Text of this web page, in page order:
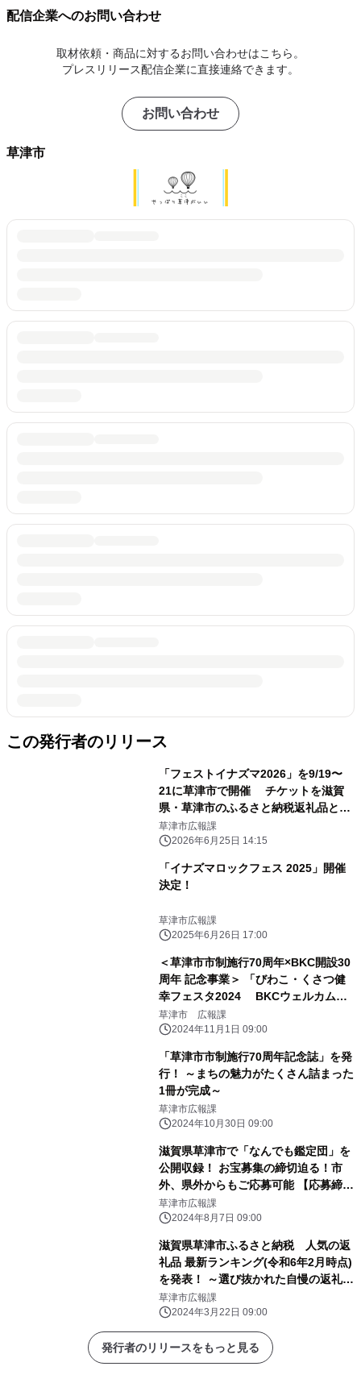
配信企業へのお問い合わせ
取材依頼・商品に対するお問い合わせはこちら。
プレスリリース配信企業に直接連絡できます。
お問い合わせ
草津市
この発行者のリリース
「フェストイナズマ2026」を9/19〜
21に草津市で開催 チケットを滋賀
県・草津市のふるさと納税返礼品とし
て受付開始
草津市広報課
2026年6月25日 14:15
「イナズマロックフェス 2025」開催
決定！
草津市広報課
2025年6月26日 17:00
＜草津市市制施行70周年×BKC開設30
周年 記念事業＞ 「びわこ・くさつ健
幸フェスタ2024 BKCウェルカムデ
ー」11月10日に開催！
草津市 広報課
2024年11月1日 09:00
「草津市市制施行70周年記念誌」を発
行！ ～まちの魅力がたくさん詰まった
1冊が完成～
草津市広報課
2024年10月30日 09:00
滋賀県草津市で「なんでも鑑定団」を
公開収録！ お宝募集の締切迫る！市
外、県外からもご応募可能 【応募締
切：令和6年8月16日(金)まで】
草津市広報課
2024年8月7日 09:00
滋賀県草津市ふるさと納税 人気の返
礼品 最新ランキング(令和6年2月時点)
を発表！ ～選び抜かれた自慢の返礼品
近江牛や家電がランクイン～
草津市広報課
2024年3月22日 09:00
発行者のリリースをもっと見る